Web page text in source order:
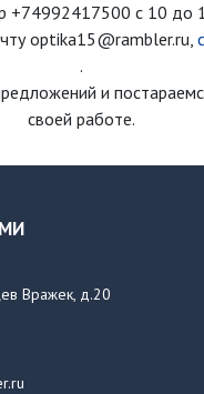
+74992417500 с 10 до
optika15@rambler.ru,
.
и
своей работе.
Вражек, д.20